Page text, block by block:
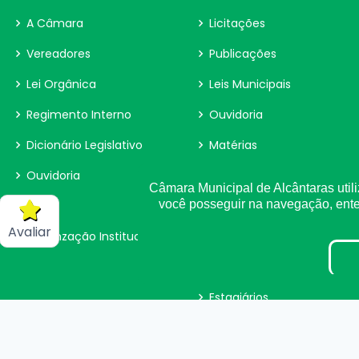
Avaliar
A Câmara
Vereadores
Lei Orgânica
Regimento Interno
Dicionário Legislativo
Ouvidoria
E-sic
Organzação Institucional
Licitações
Publicações
Leis Municipais
Ouvidoria
Matérias
Radar da Transparência
Estagiários
Câmara Municipal de Alcântaras
você posseguir na navegação,